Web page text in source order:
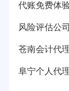
代账免费体
风险评估公
苍南会计代
阜宁个人代